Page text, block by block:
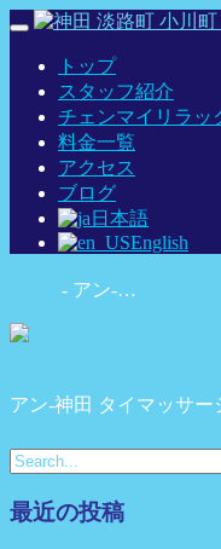
Toggle
navigation
トップ
スタッフ紹介
チェンマイリラッ
料金一覧
アクセス
ブログ
日本語
English
- アン-…
アン-神田 タイマッサ
最近の投稿